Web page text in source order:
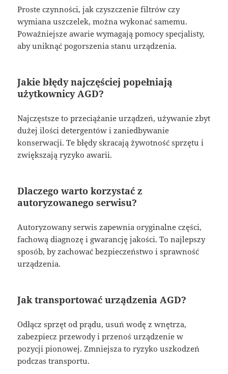
Proste czynności, jak czyszczenie filtrów czy
wymiana uszczelek, można wykonać samemu.
Poważniejsze awarie wymagają pomocy specjalisty,
aby uniknąć pogorszenia stanu urządzenia.
Jakie błędy najczęściej popełniają
użytkownicy AGD?
Najczęstsze to przeciążanie urządzeń, używanie zbyt
dużej ilości detergentów i zaniedbywanie
konserwacji. Te błędy skracają żywotność sprzętu i
zwiększają ryzyko awarii.
Dlaczego warto korzystać z
autoryzowanego serwisu?
Autoryzowany serwis zapewnia oryginalne części,
fachową diagnozę i gwarancję jakości. To najlepszy
sposób, by zachować bezpieczeństwo i sprawność
urządzenia.
Jak transportować urządzenia AGD?
Odłącz sprzęt od prądu, usuń wodę z wnętrza,
zabezpiecz przewody i przenoś urządzenie w
pozycji pionowej. Zmniejsza to ryzyko uszkodzeń
podczas transportu.